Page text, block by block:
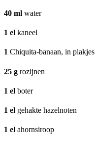
40 ml water
1 el kaneel
1 Chiquita-banaan, in plakjes
25 g rozijnen
1 el boter
1 el gehakte hazelnoten
1 el ahornsiroop